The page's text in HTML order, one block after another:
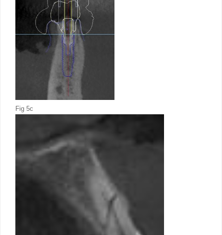
Fig 5c